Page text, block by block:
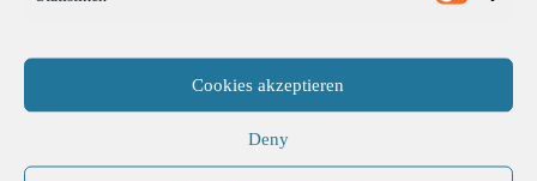
Cookies akzeptieren
Deny